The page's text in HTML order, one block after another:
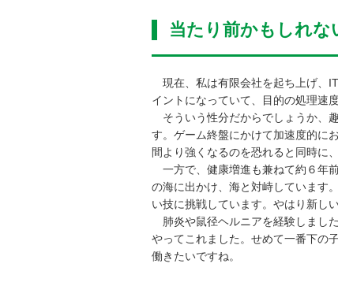
当たり前かもしれな
現在、私は有限会社を起ち上げ、
イントになっていて、目的の処理速
そういう性分だからでしょうか、
す。ゲーム終盤にかけて加速度的に
間より強くなるのを恐れると同時に
一方で、健康増進も兼ねて約６年
の海に出かけ、海と対峙しています
い技に挑戦しています。やはり新し
肺炎や鼠径ヘルニアを経験しまし
やってこれました。せめて一番下の
働きたいですね。